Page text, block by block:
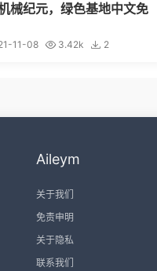
械纪元，绿色基地中文免
11-08 3.42k 2
Aileym
关于我们
免责申明
关于隐私
联系我们